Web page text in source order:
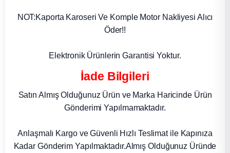
ParçaNOT:Kaporta Karoseri Ve Komple Motor Nakliyesi Alıcı
Öder!!
Elektronik Ürünlerin Garantisi Yoktur.
İade Bilgileri
Satın Almış Olduğunuz Ürün ve Marka Haricinde Ürün
Gönderimi Yapılmamaktadır.
Anlaşmalı Kargo ve Güvenli Hızlı Teslimat ile Kapınıza
Kadar Gönderim Yapılmaktadır.Almış Olduğunuz Üründe